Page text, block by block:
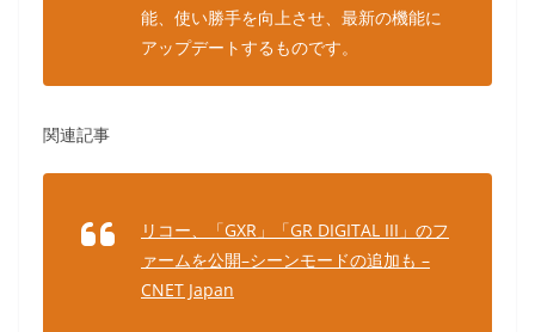
能、使い勝手を向上させ、最新の機能に
アップデートするものです。
関連記事
リコー、「GXR」「GR DIGITAL III」のフ
ァームを公開–シーンモードの追加も –
CNET Japan